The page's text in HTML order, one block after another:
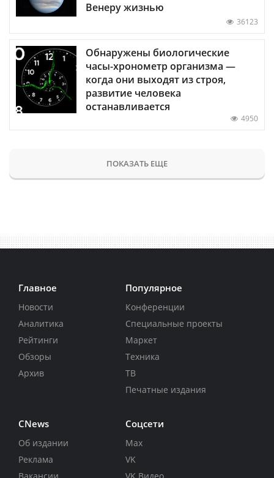
Венеру жизнью
36123
Обнаружены биологические
часы-хронометр организма —
когда они выходят из строя,
развитие человека
останавливается
4950
ПОКАЗАТЬ ЕЩЕ
Главное
Новости
Аналитика
Рейтинги
Обзоры
Архив
Популярное
Конференции
Специальные проекты
Маркет
Техника
ТВ
Печатные издания
CNews
Об издании
Реклама
Соцсети
Max
VK